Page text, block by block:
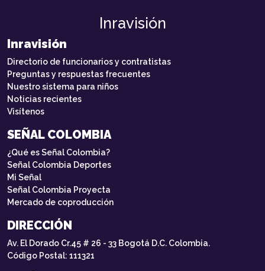
Inravisión
Inravisión
Directorio de funcionarios y contratistas
Preguntas y respuestas frecuentes
Nuestro sistema para niños
Noticias recientes
Visítenos
SEÑAL COLOMBIA
¿Qué es Señal Colombia?
Señal Colombia Deportes
Mi Señal
Señal Colombia Proyecta
Mercado de coproducción
DIRECCIÓN
Av. El Dorado Cr.45 # 26 - 33 Bogotá D.C. Colombia.
Código Postal: 111321